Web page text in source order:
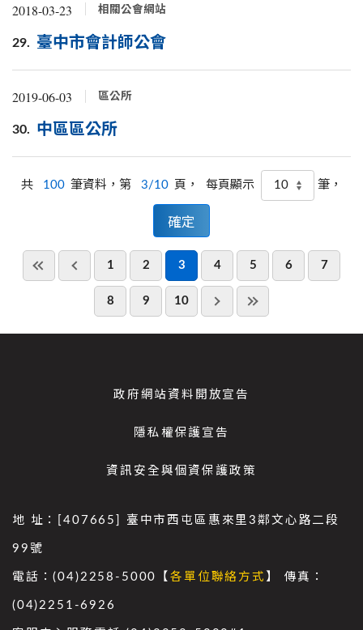
2018-03-23 相關公會網站
29. 臺中市會計師公會
2019-06-03 區公所
30. 中區區公所
共 100 筆資料，第 3/10 頁， 每頁顯示 筆，
1 2 3 4 5 6 7
8 9 10
政府網站資料開放宣告
隱私權保護宣告
資訊安全與個資保護政策
地 址：[407665] 臺中市西屯區惠來里3鄰文心路二段
99號
電話：(04)2258-5000【各單位聯絡方式 】 傳真：
(04)2251-6926